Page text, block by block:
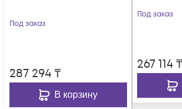
Под заказ
287 294₸
В корзину
Под заказ
267 114₸